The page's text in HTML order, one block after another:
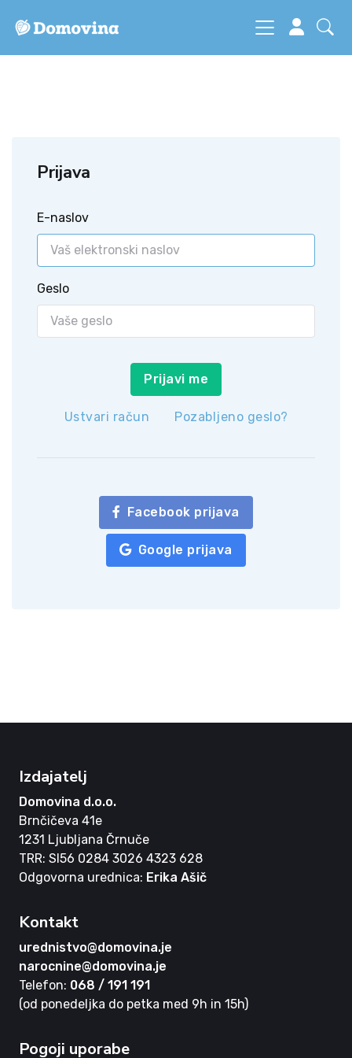
Prijava
E-naslov
Geslo
Prijavi me
Ustvari račun Pozabljeno geslo?
Facebook prijava
Google prijava
Izdajatelj
Domovina d.o.o.
Brnčičeva 41e
1231 Ljubljana Črnuče
TRR: SI56 0284 3026 4323 628
Odgovorna urednica: Erika Ašič
Kontakt
urednistvo@domovina.je
narocnine@domovina.je
Telefon: 068 / 191 191
(od ponedeljka do petka med 9h in 15h)
Pogoji uporabe